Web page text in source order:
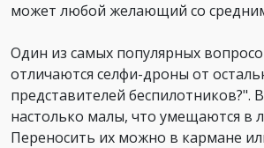
может любой желающий со
Один из самых популярных
отличаются селфи-дроны от
представителей беспилотников?".
настолько малы, что умещаются в
Переносить их можно в кармане